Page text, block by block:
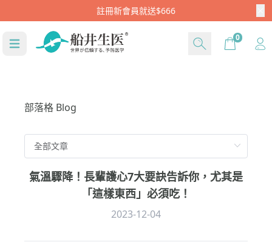
Cart
氣溫驟降！長輩護心7大要訣告訴你，尤其是